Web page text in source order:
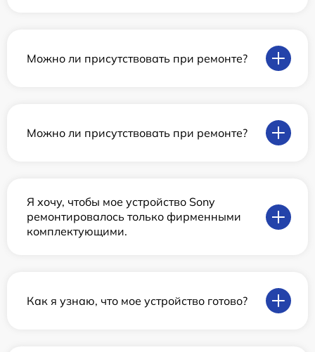
Можно ли присутствовать при ремонте?
Можно ли присутствовать при ремонте?
Я хочу, чтобы мое устройство Sony
ремонтировалось только фирменными
комплектующими.
Как я узнаю, что мое устройство готово?